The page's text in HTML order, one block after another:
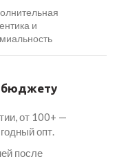
и
бюджету
от 100+ —
опт.
после